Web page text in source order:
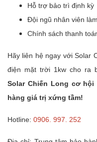
Hỗ trợ bảo trì định kỳ
Đội ngũ nhân viên
Chính sách thanh
Hãy liên hệ ngay với Solar
điện mặt trời 1kw cho ra
Solar Chiến Long cơ
hàng giá trị xứng tầm!
Hotline: 0906. 997. 252